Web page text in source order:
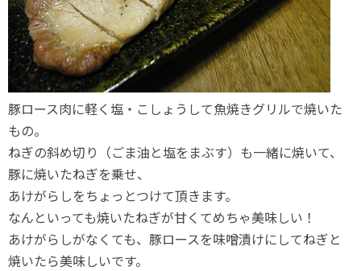
豚ロース肉に軽く塩・こしょうして魚焼きグリルで焼いた
もの。
ねぎの斜め切り（ごま油と塩をまぶす）も一緒に焼いて、
豚に焼いたねぎを乗せ、
あけがらしをちょっとつけて頂きます。
なんといっても焼いたねぎが甘くてめちゃ美味しい！
あけがらしがなくても、豚ロースを味噌漬けにしてねぎと
焼いたら美味しいです。